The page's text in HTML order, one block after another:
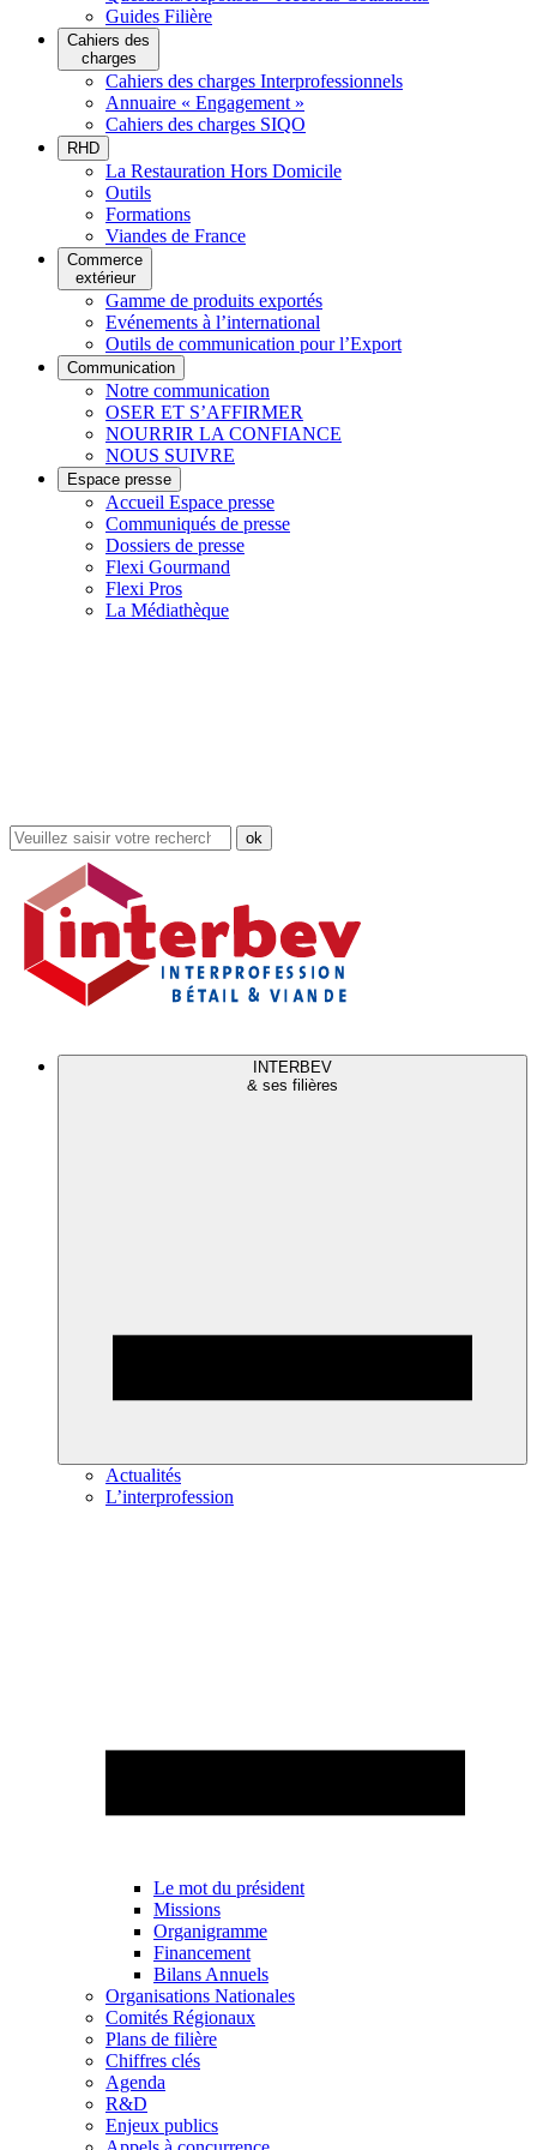
Guides Filière
Cahiers des
charges
Cahiers des charges Interprofessionnels
Annuaire « Engagement »
Cahiers des charges SIQO
RHD
La Restauration Hors Domicile
Outils
Formations
Viandes de France
Commerce
extérieur
Gamme de produits exportés
Evénements à l’international
Outils de communication pour l’Export
Communication
Notre communication
OSER ET S’AFFIRMER
NOURRIR LA CONFIANCE
NOUS SUIVRE
Espace presse
Accueil Espace presse
Communiqués de presse
Dossiers de presse
Flexi Gourmand
Flexi Pros
La Médiathèque
Rechercher
dans
site
INTERBEV
& ses filières
Actualités
L’interprofession
Le mot du président
Missions
Organigramme
Financement
Bilans Annuels
Organisations Nationales
Comités Régionaux
Plans de filière
Chiffres clés
Agenda
R&D
Enjeux publics